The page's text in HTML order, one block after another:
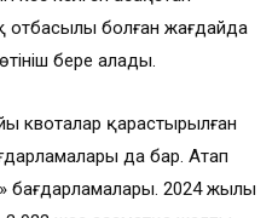
отбасылы болған жағдайда
бере алады.
квоталар қарастырылған
да бар. Атап
бағдарламалары. 2024 жылы